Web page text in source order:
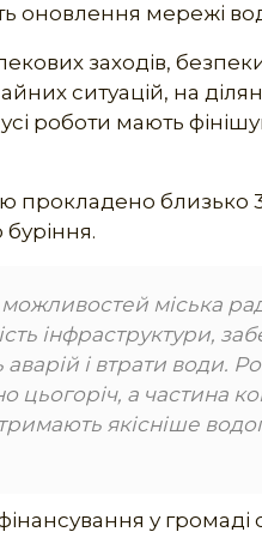
оновлення мережі
заходів,
ситуацій, на
роботи мають
прокладено
міська
інфраструктури,
аварій і втрати
цьогоріч, а частина
якісніше
у